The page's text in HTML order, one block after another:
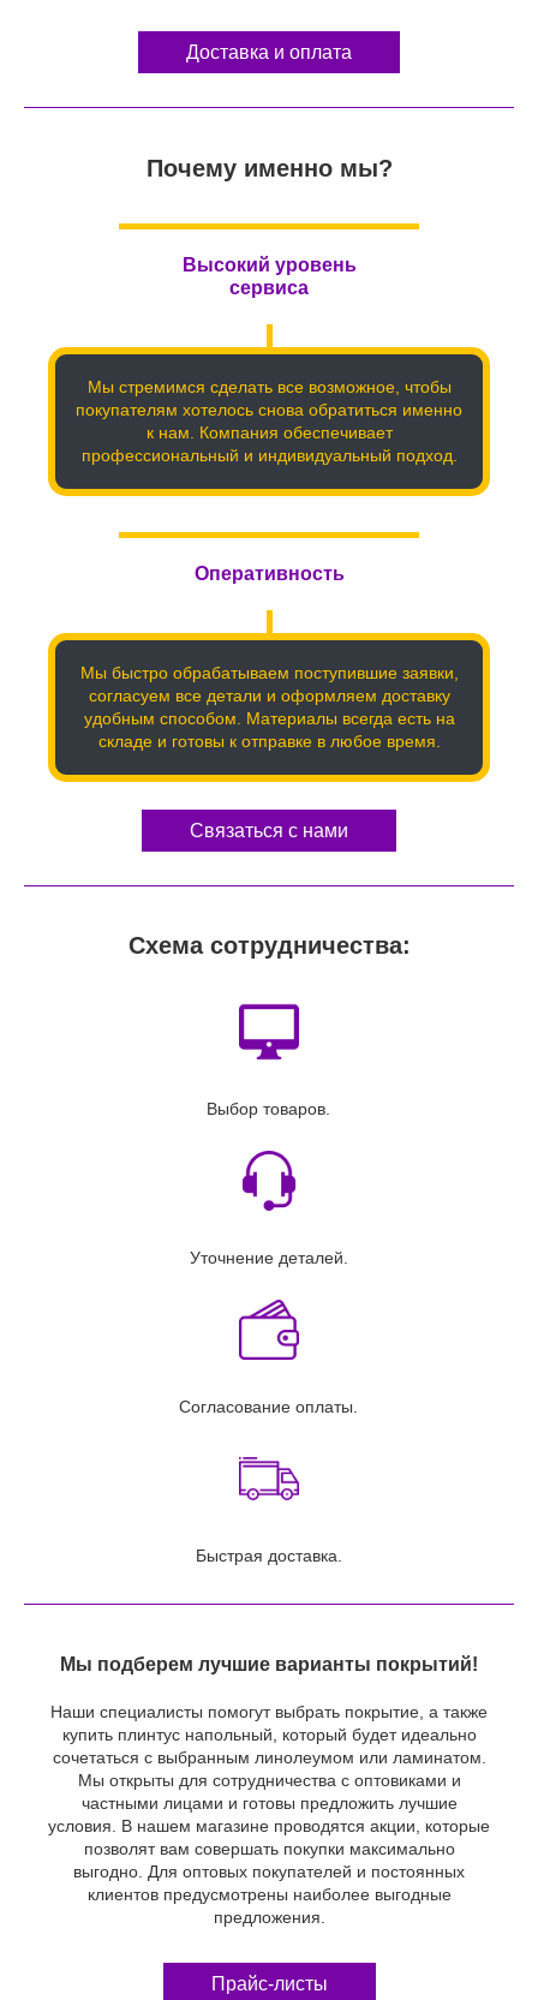
Доставка и оплата
Почему именно мы?
Высокий уровень
сервиса
Мы стремимся сделать все возможное, чтобы
покупателям хотелось снова обратиться именно
к нам. Компания обеспечивает
профессиональный и индивидуальный подход.
Оперативность
Мы быстро обрабатываем поступившие заявки,
согласуем все детали и оформляем доставку
удобным способом. Материалы всегда есть на
складе и готовы к отправке в любое время.
Связаться с нами
Схема сотрудничества:
Выбор товаров.
Уточнение деталей.
Согласование оплаты.
Быстрая доставка.
Мы подберем лучшие варианты покрытий!
Наши специалисты помогут выбрать покрытие, а также
купить плинтус напольный, который будет идеально
сочетаться с выбранным линолеумом или ламинатом.
Мы открыты для сотрудничества с оптовиками и
частными лицами и готовы предложить лучшие
условия. В нашем магазине проводятся акции, которые
позволят вам совершать покупки максимально
выгодно. Для оптовых покупателей и постоянных
клиентов предусмотрены наиболее выгодные
предложения.
Прайс-листы